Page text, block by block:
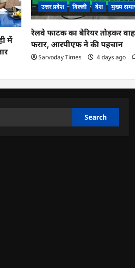
में
उत्तर प्रदेश दिल्ली देश मुख्य
रेलवे फाटक का बैरियर तोड़कर
फरार, आरपीएफ ने की पहचान
Sarvoday Times 4 days ago